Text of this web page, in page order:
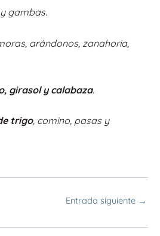
gambas.
arándonos, zanahoria,
girasol y calabaza.
trigo, comino, pasas y
Entrada siguiente →